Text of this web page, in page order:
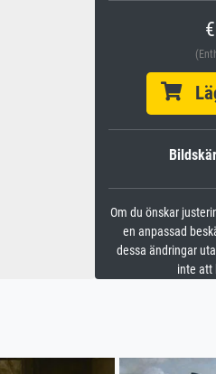
Om du önskar
en anpassad
dessa ändringar
inte att